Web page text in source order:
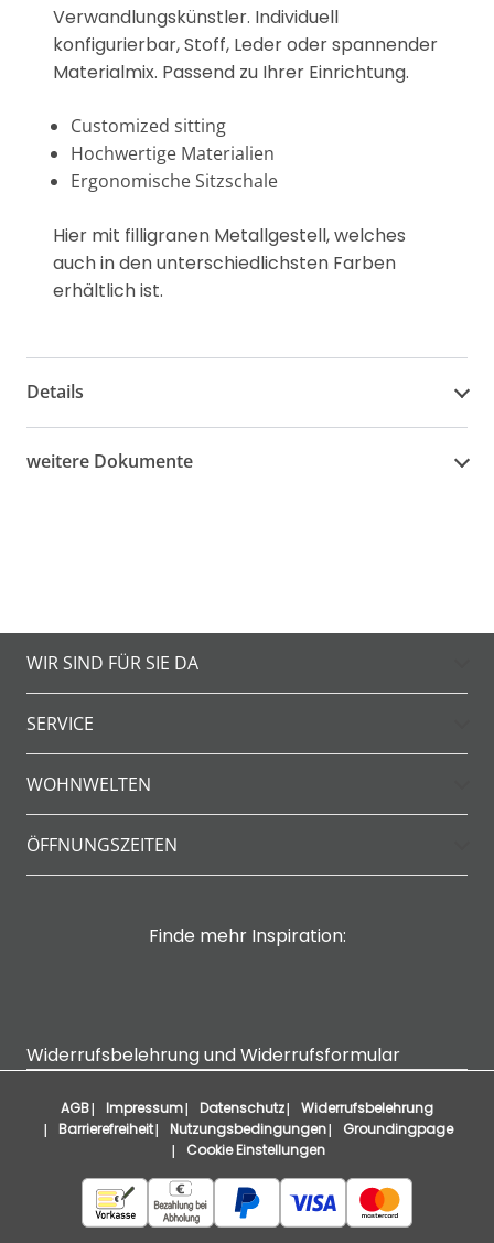
Verwandlungskünstler. Individuell
konfigurierbar, Stoff, Leder oder spannender
Materialmix. Passend zu Ihrer Einrichtung.
Customized sitting
Hochwertige Materialien
Ergonomische Sitzschale
Hier mit filligranen Metallgestell, welches
auch in den unterschiedlichsten Farben
erhältlich ist.
Details
weitere Dokumente
WIR SIND FÜR SIE DA
SERVICE
WOHNWELTEN
ÖFFNUNGSZEITEN
Finde mehr Inspiration:
Widerrufsbelehrung und Widerrufsformular
AGB Impressum Datenschutz
Widerrufsbelehrung
Barrierefreiheit
Nutzungsbedingungen
Groundingpage
Cookie Einstellungen